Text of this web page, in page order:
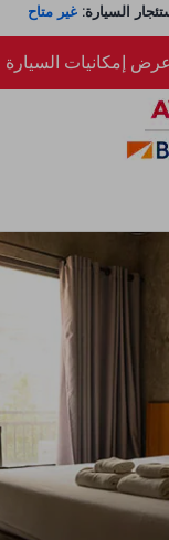
السيارة: غير متاح
عرض إمكانيات السيارة